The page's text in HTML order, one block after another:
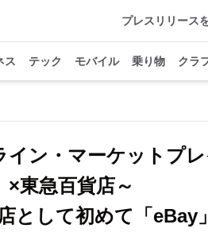
プレスリリース
ス テック モバイル 乗り物 クラ
イン・マーケットプ
×東急百貨店～
として初めて「eBay